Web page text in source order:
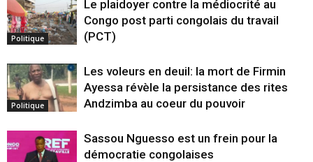
Politique
Le plaidoyer contre la médiocrité au
Congo post parti congolais du travail
(PCT)
Politique
Les voleurs en deuil: la mort de Firmin
Ayessa révèle la persistance des rites
Andzimba au coeur du pouvoir
Sassou Nguesso est un frein pour la
démocratie congolaises